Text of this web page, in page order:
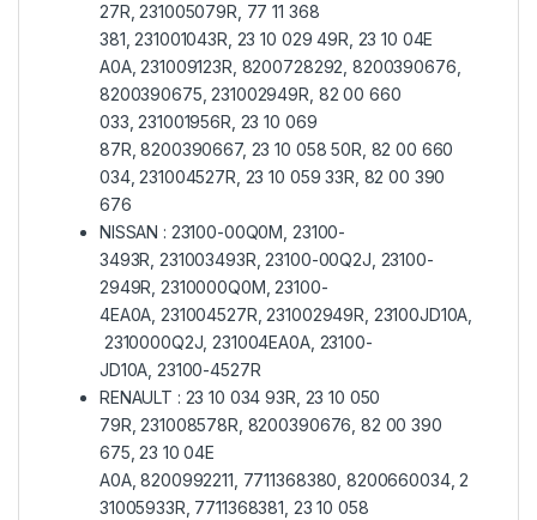
27R, 231005079R, 77 11 368
381, 231001043R, 23 10 029 49R, 23 10 04E
A0A, 231009123R, 8200728292, 8200390676,
8200390675, 231002949R, 82 00 660
033, 231001956R, 23 10 069
87R, 8200390667, 23 10 058 50R, 82 00 660
034, 231004527R, 23 10 059 33R, 82 00 390
676
NISSAN : 23100-00Q0M, 23100-
3493R, 231003493R, 23100-00Q2J, 23100-
2949R, 2310000Q0M, 23100-
4EA0A, 231004527R, 231002949R, 23100JD10A,
2310000Q2J, 231004EA0A, 23100-
JD10A, 23100-4527R
RENAULT : 23 10 034 93R, 23 10 050
79R, 231008578R, 8200390676, 82 00 390
675, 23 10 04E
A0A, 8200992211, 7711368380, 8200660034, 2
31005933R, 7711368381, 23 10 058